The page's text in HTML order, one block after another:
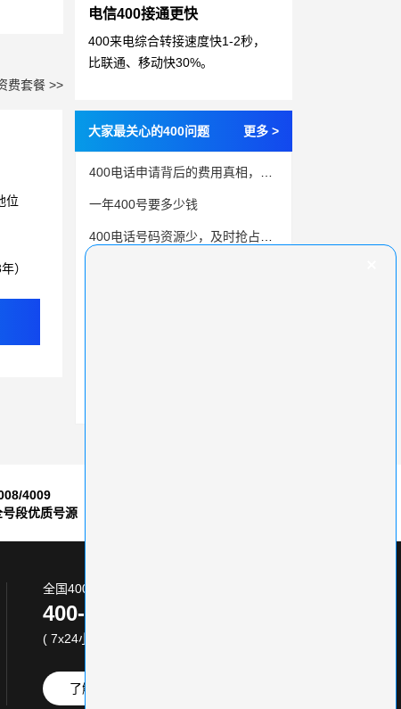
费套餐 >>
位
）
电信400接通更快
400来电综合转接速度快1-2秒，
比联通、移动快30%。
大家最关心的400问题 更多 >
一年400号要多少钱
4009
号段优质号源
全国400电话服务热线:
400-870-8800
( 7x24小时 )
了解更多